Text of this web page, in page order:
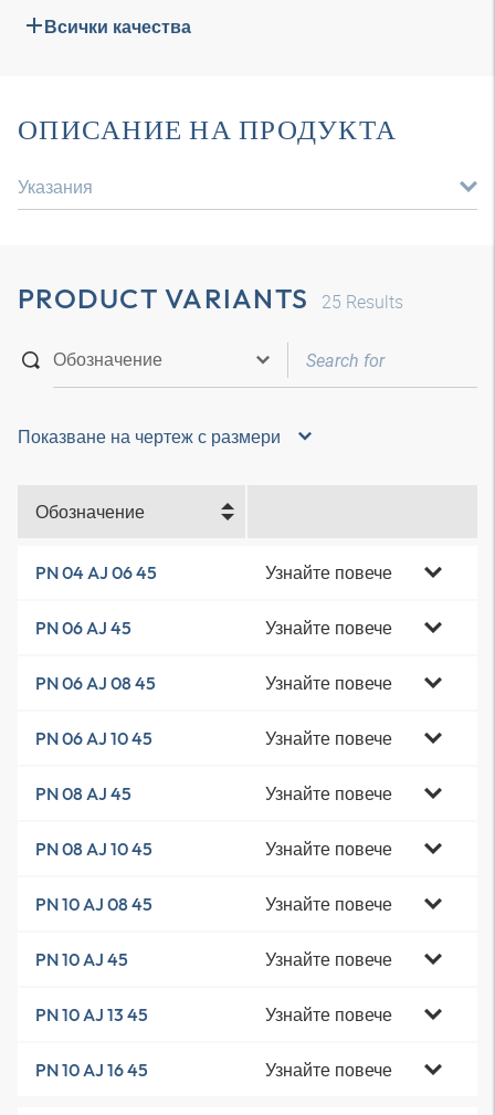
Всички качества
ОПИСАНИЕ НА ПРОДУКТА
Указания
PRODUCT VARIANTS 25 Results
Показване на чертеж с размери
Обозначение
PN 04 AJ 06 45 Узнайте повече
PN 06 AJ 45 Узнайте повече
PN 06 AJ 08 45 Узнайте повече
PN 06 AJ 10 45 Узнайте повече
PN 08 AJ 45 Узнайте повече
PN 08 AJ 10 45 Узнайте повече
PN 10 AJ 08 45 Узнайте повече
PN 10 AJ 45 Узнайте повече
PN 10 AJ 13 45 Узнайте повече
PN 10 AJ 16 45 Узнайте повече